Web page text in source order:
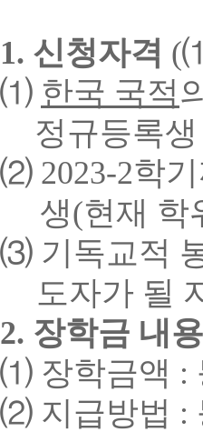
1. 신청자격 (
⑴ 한국 국적의
정규등록생
⑵ 2023-2학기
생(현재 학
⑶ 기독교적
도자가 될
2. 장학금 내용
⑴ 장학금액 :
⑵ 지급방법 :